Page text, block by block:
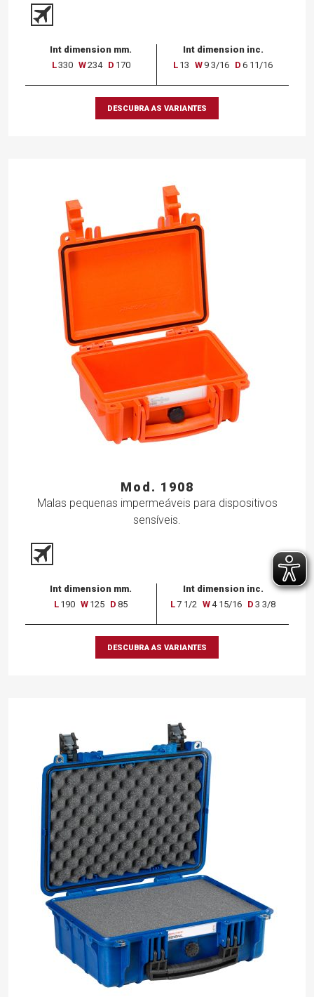
Int dimension mm.
L330 W234 D 170
Int dimension inc.
L 13 W 9 3/16 D 6 11/16
DESCUBRA AS VARIANTES
Mod. 1908
Malas pequenas impermeáveis para dispositivos
sensíveis.
Int dimension mm.
L 190 W 125 D 85
Int dimension inc.
L7 1/2 W4 15/16 D 3 3/8
DESCUBRA AS VARIANTES